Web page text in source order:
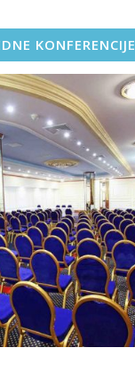
KONFERENCIJE